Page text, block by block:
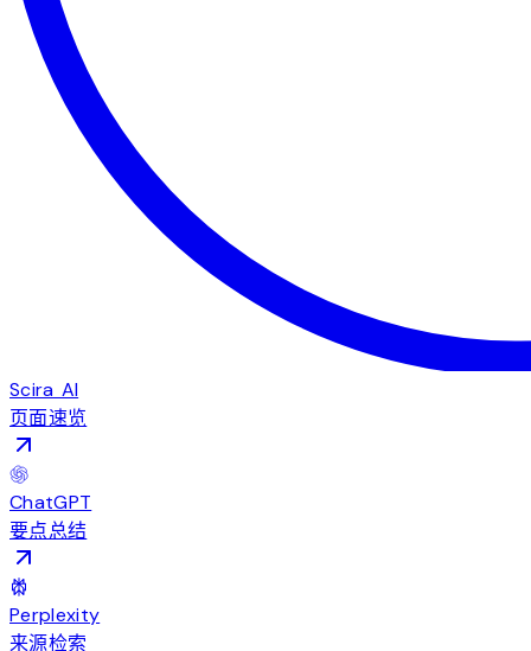
Scira AI
页面速览
ChatGPT
要点总结
Perplexity
来源检索